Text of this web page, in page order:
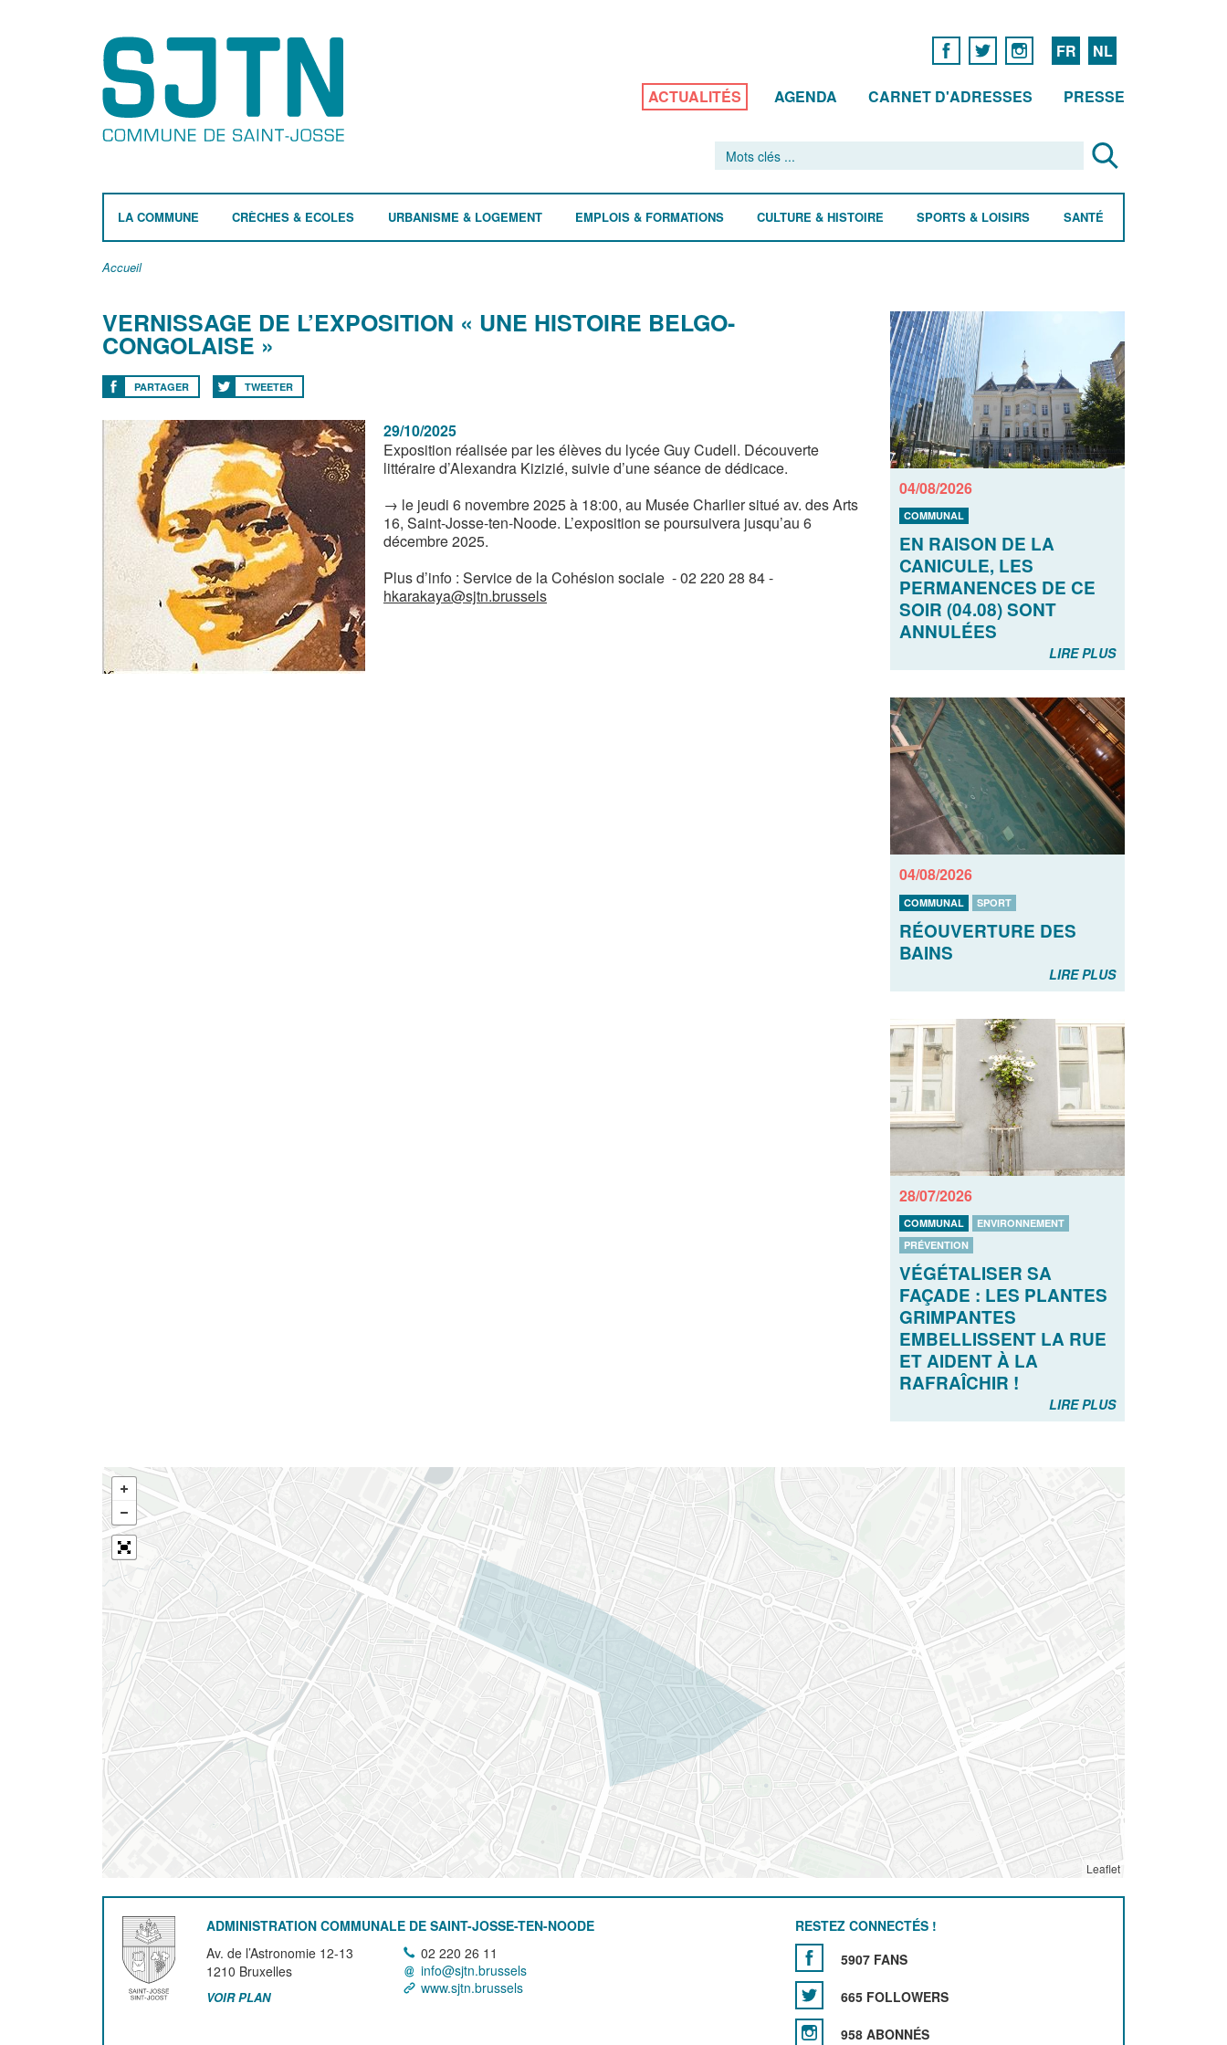
FR NL
ACTUALITÉS AGENDA CARNET D'ADRESSES PRESSE
LA COMMUNE CRÈCHES & ECOLES URBANISME & LOGEMENT EMPLOIS & FORMATIONS CULTURE & HISTOIRE SPORTS & LOISIRS SANTÉ
Accueil
VERNISSAGE DE L’EXPOSITION « UNE HISTOIRE BELGO-
CONGOLAISE »
PARTAGER TWEETER
29/10/2025
Exposition réalisée par les élèves du lycée Guy Cudell. Découverte
littéraire d’Alexandra Kizizié, suivie d’une séance de dédicace.
→ le jeudi 6 novembre 2025 à 18:00, au Musée Charlier situé av. des Arts
16, Saint-Josse-ten-Noode. L’exposition se poursuivera jusqu’au 6
décembre 2025.
Plus d’info : Service de la Cohésion sociale - 02 220 28 84 -
hkarakaya@sjtn.brussels
04/08/2026
COMMUNAL
EN RAISON DE LA
CANICULE, LES
PERMANENCES DE CE
SOIR (04.08) SONT
ANNULÉES
LIRE PLUS
04/08/2026
COMMUNAL SPORT
RÉOUVERTURE DES
BAINS
LIRE PLUS
28/07/2026
COMMUNAL
ENVIRONNEMENT
PRÉVENTION
VÉGÉTALISER SA
FAÇADE : LES PLANTES
GRIMPANTES
EMBELLISSENT LA RUE
ET AIDENT À LA
RAFRAÎCHIR !
LIRE PLUS
Leaflet
ADMINISTRATION COMMUNALE DE SAINT-JOSSE-TEN-NOODE
Av. de l’Astronomie 12-13
1210 Bruxelles
VOIR PLAN
02 220 26 11
info@sjtn.brussels
www.sjtn.brussels
RESTEZ CONNECTÉS !
5907 FANS
665 FOLLOWERS
958 ABONNÉS